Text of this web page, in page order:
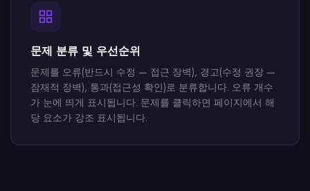
문제 분류 및 우선순위
문제를 오류(반드시 수정 — 접근 장벽), 경고(수정 권장 —
잠재적 장벽), 통과(접근성 확인)로 분류합니다. 오류 개수
가 눈에 띄게 표시됩니다. 문제를 클릭하면 페이지에서 해
당 요소가 강조 표시됩니다.